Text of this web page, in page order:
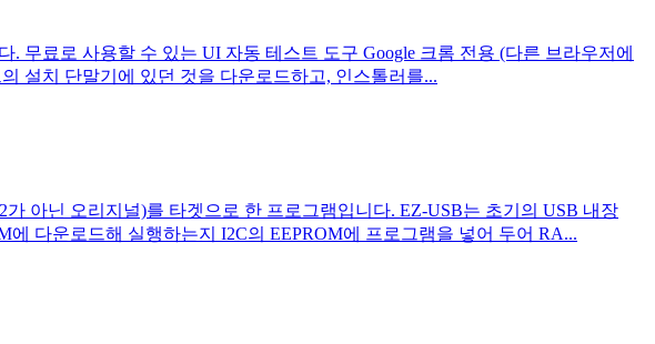
무료로 사용할 수 있는 UI 자동 테스트 도구 Google 크롬 전용 (다른 브라우저에
설치 단말기에 있던 것을 다운로드하고, 인스톨러를...
아닌 오리지널)를 타겟으로 한 프로그램입니다. EZ-USB는 초기의 USB 내장
다운로드해 실행하는지 I2C의 EEPROM에 프로그램을 넣어 두어 RA...